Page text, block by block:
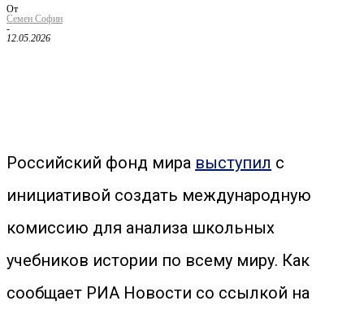
От
Семен Софин
-
12.05.2026
Российский фонд мира выступил с
инициативой создать международную
комиссию для анализа школьных
учебников истории по всему миру. Как
сообщает РИА Новости со ссылкой на